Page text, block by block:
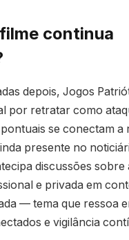
continua
depois, Jogos
por retratar como
se conectam a
presente no
discussões sobre
e privada em
— tema que ressoa
e vigilância